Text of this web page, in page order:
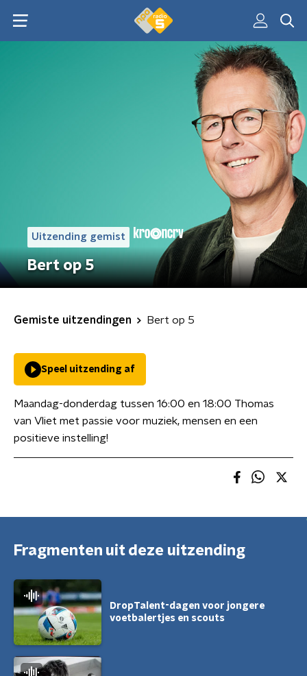
Uitzending gemist
Bert op 5
Gemiste uitzendingen Bert op 5
Speel uitzending af
Maandag-donderdag tussen 16:00 en 18:00 Thomas
van Vliet met passie voor muziek, mensen en een
positieve instelling!
Fragmenten uit deze uitzending
DropTalent-dagen voor jongere
voetbalertjes en scouts